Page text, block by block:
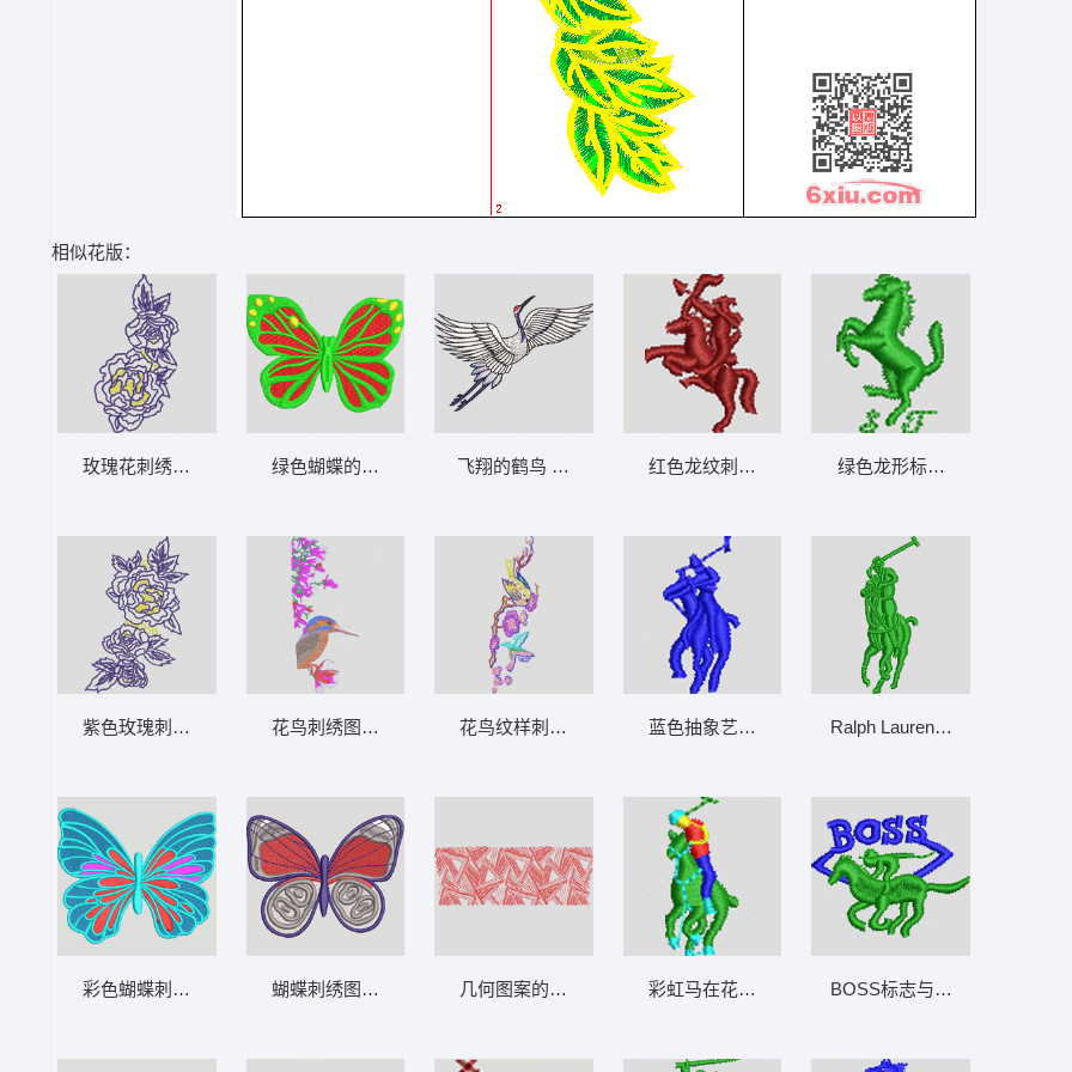
相似花版：
玫瑰花刺绣图案 花朵
紫色玫瑰刺绣图案 花朵
彩色蝴蝶刺绣图案 蝴蝶
绿色蝴蝶的刺绣图案 蝴蝶
花鸟刺绣图案 鸟
蝴蝶刺绣图案 蝴蝶
飞翔的鹤鸟 鹤 鸟
花鸟纹样刺绣 鸟 梅花
几何图案的红色三角形 抽象 几何
红色龙纹刺绣图案 保罗 polo 骑马 男装
蓝色抽象艺术 保罗 polo 骑马 男装
彩虹马在花园里奔跑 保罗 polo 骑马 男装
绿色龙形标志 保罗 polo 骑马
Ralph Lauren标志 保罗 polo
BOSS标志与飞马 保罗 polo